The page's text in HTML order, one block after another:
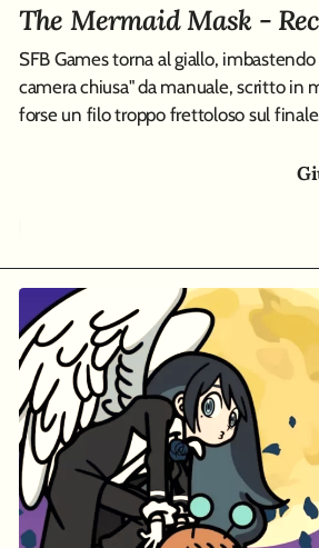
The Mermaid Mask -
SFB Games torna al giallo,
camera chiusa" da manuale, scritto in
forse un filo troppo frettoloso sul